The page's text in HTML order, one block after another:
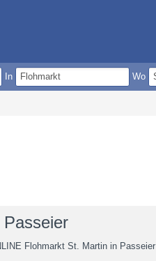
In Wo
Flohmarkt St. Martin in Passeier